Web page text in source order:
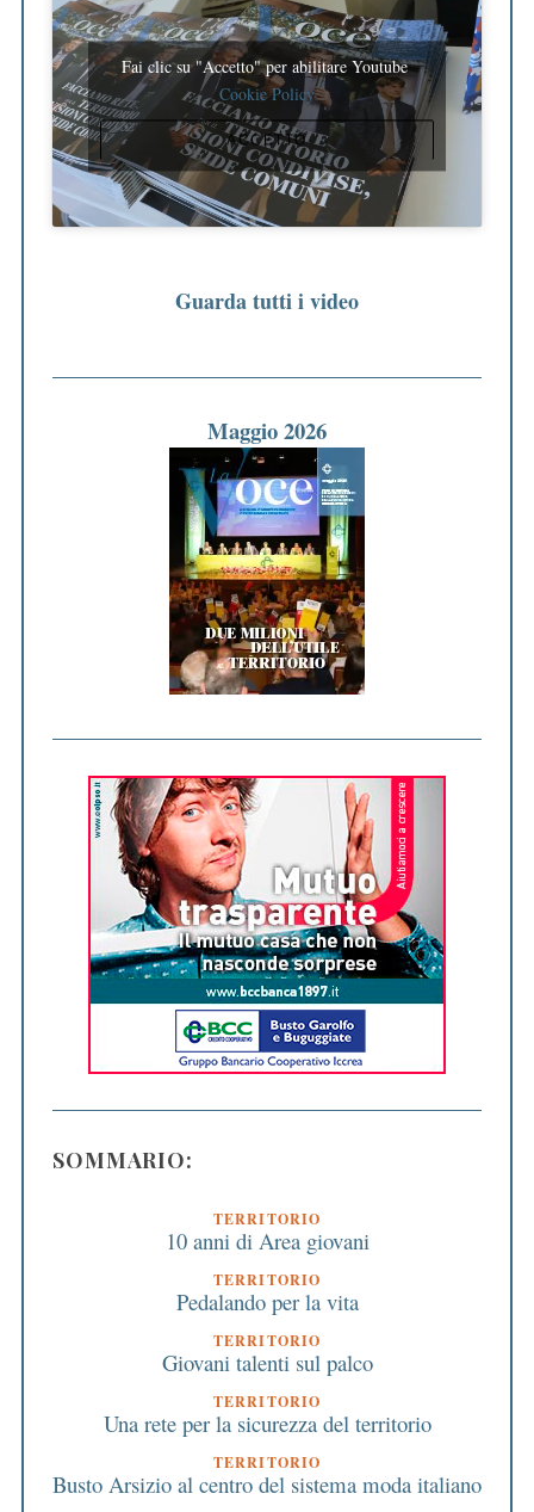
Fai clic su "Accetto" per abilitare Youtube
Cookie Policy
ACCETTO
Guarda tutti i video
Maggio 2026
SOMMARIO:
TERRITORIO
10 anni di Area giovani
TERRITORIO
Pedalando per la vita
TERRITORIO
Giovani talenti sul palco
TERRITORIO
Una rete per la sicurezza del territorio
TERRITORIO
Busto Arsizio al centro del sistema moda italiano